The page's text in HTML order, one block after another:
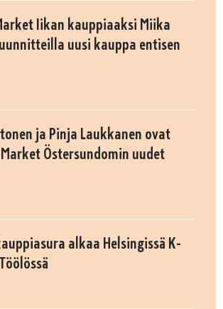
Iikan kauppiaaksi Miika
uusi kauppa entisen
ja Pinja Laukkanen ovat
Östersundomin uudet
alkaa Helsingissä K-